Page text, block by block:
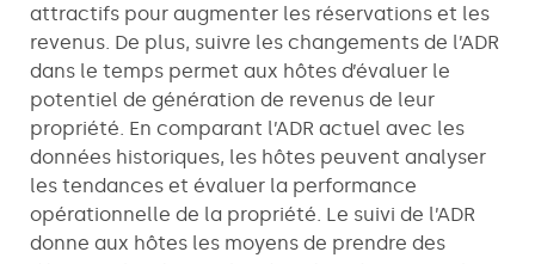
attractifs pour augmenter les réservations et les
revenus. De plus, suivre les changements de l’ADR
dans le temps permet aux hôtes d’évaluer le
potentiel de génération de revenus de leur
propriété. En comparant l’ADR actuel avec les
données historiques, les hôtes peuvent analyser
les tendances et évaluer la performance
opérationnelle de la propriété. Le suivi de l’ADR
donne aux hôtes les moyens de prendre des